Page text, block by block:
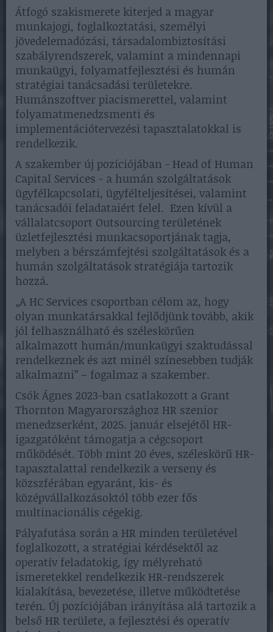
Átfogó szakismerete kiterjed a magyar
munkajogi, foglalkoztatási, személyi
jövedelemadózási, társadalombiztosítási
szabályrendszerek, valamint a mindennapi
munkaügyi, folyamatfejlesztési és humán
stratégiai tanácsadási területekre.
Humánszoftver piacismerettel, valamint
folyamatmenedzsmenti és
implementációtervezési tapasztalatokkal is
rendelkezik.
A szakember új pozíciójában - Head of Human
Capital Services - a humán szolgáltatások
ügyfélkapcsolati, ügyfélteljesítései, valamint
tanácsadói feladataiért felel. Ezen kívül a
vállalatcsoport Outsourcing területének
üzletfejlesztési munkacsoportjának tagja,
melyben a bérszámfejtési szolgáltatások és a
humán szolgáltatások stratégiája tartozik
hozzá.
„A HC Services csoportban célom az, hogy
olyan munkatársakkal fejlődjünk tovább, akik
jól felhasználható és széleskörűen
alkalmazott humán/munkaügyi szaktudással
rendelkeznek és azt minél színesebben tudják
alkalmazni” – fogalmaz a szakember.
Csók Ágnes 2023-ban csatlakozott a Grant
Thornton Magyarországhoz HR szenior
menedzserként, 2025. január elsejétől HR-
igazgatóként támogatja a cégcsoport
működését. Több mint 20 éves, széleskörű HR-
tapasztalattal rendelkezik a verseny és
közszférában egyaránt, kis- és
középvállalkozásoktól több ezer fős
multinacionális cégekig.
Pályafutása során a HR minden területével
foglalkozott, a stratégiai kérdésektől az
operatív feladatokig, így mélyreható
ismeretekkel rendelkezik HR-rendszerek
kialakítása, bevezetése, illetve működtetése
terén. Új pozíciójában irányítása alá tartozik a
belső HR területe, a fejlesztési és operatív